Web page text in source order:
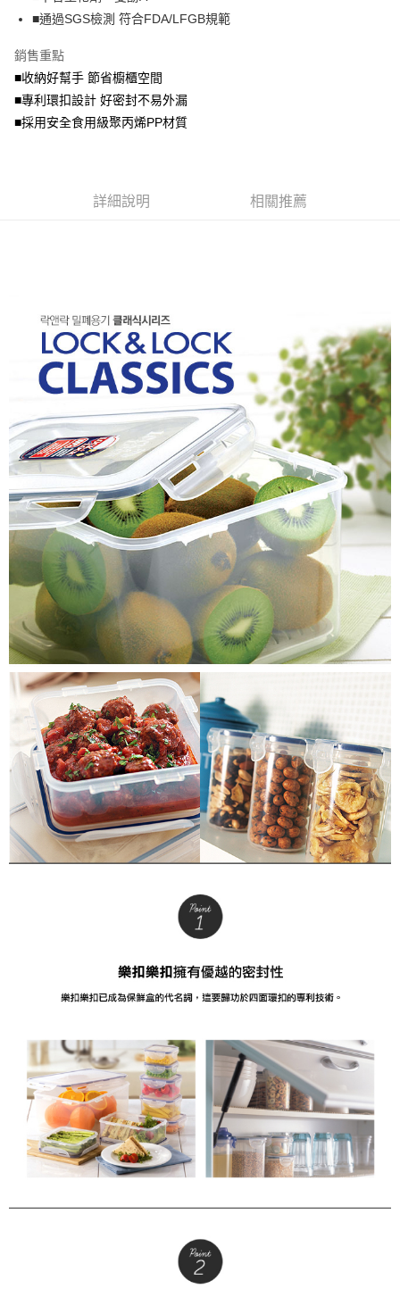
帳／街口支付／iPASS MONEY」等通路繳費。
1.本服務係由「台灣大哥大股份有限公司」（以下簡稱本公司）所提供，讓
用戶於交易時，得透過本服務購買商品或服務，並由商店將買賣／分期付款
買賣價金債權讓與本公司後，依約使用本公司帳單繳交帳款。
2.基於同意付款使用「大哥付你分期」之契約關係目的，商店將以您的個人
資料（包含姓名、電話或地址）提供予台灣大哥大進項蒐集、處理及利用，
每筆NT$120，滿NT$1,000(含以上)免運費
門市取貨-自備購物袋
每筆NT$80，滿NT$500(含以上)免運費
■通過SGS檢測 符合FDA/LFGB規範
銷售重點
■收納好幫手 節省櫥櫃空間
■專利環扣設計 好密封不易外漏
■採用安全食用級聚丙烯PP材質
詳細說明 相關推薦